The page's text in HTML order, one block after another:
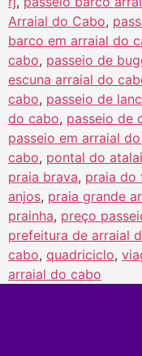
Arraial do Cabo,
barco em arraial do
cabo, passeio de
escuna arraial do
cabo, passeio de
do cabo, passeio de
passeio em arraial
cabo, pontal do
praia brava, praia do
anjos, praia grande
prainha, preço
prefeitura de arraial
cabo, quadriciclo,
arraial do cabo